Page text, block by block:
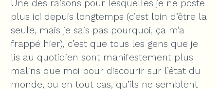
Une des raisons pour lesquelles je ne poste
plus ici depuis longtemps (c’est loin d’être la
seule, mais je sais pas pourquoi, ça m’a
frappé hier), c’est que tous les gens que je
lis au quotidien sont manifestement plus
malins que moi pour discourir sur l’état du
monde, ou en tout cas, qu’ils ne semblent